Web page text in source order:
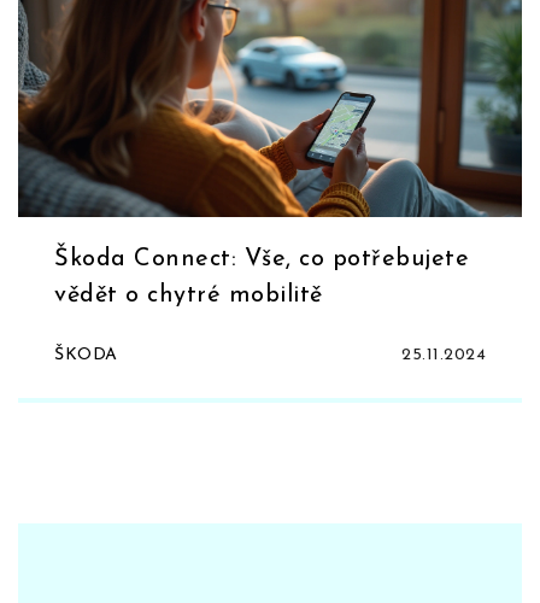
Škoda Connect: Vše, co potřebujete
vědět o chytré mobilitě
ŠKODA 25.11.2024